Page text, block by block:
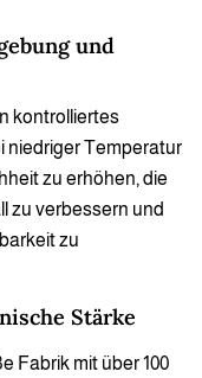
und
kontrolliertes
niedriger Temperatur
zu erhöhen, die
zu verbessern und
zu
Stärke
Fabrik mit über 100